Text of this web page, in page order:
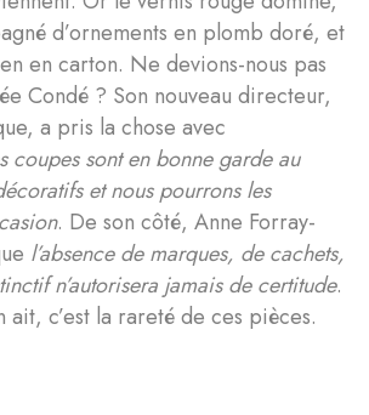
d’ornements en plomb doré, et
en carton. Ne devions-nous pas
Condé ? Son nouveau directeur,
a pris la chose avec
coupes sont en bonne garde au
et nous pourrons les
. De son côté, Anne Forray-
l’absence de marques, de cachets,
n’autorisera jamais de certitude.
ait, c’est la rareté de ces pièces.